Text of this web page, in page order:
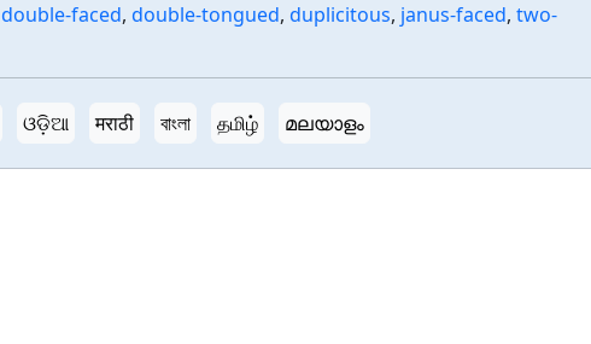
double-faced, double-tongued, duplicitous, janus-faced, two-
ଓଡ଼ିଆ मराठी বাংলা தமிழ் മലയാളം